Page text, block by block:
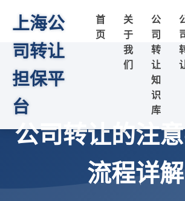
上海公
司转让
担保平
台
首
页
关
于
我
们
公
司
转
让
知
识
库
公司转让的注
流程详解